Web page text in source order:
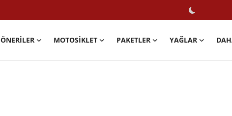
ÖNERILER MOTOSIKLET PAKETLER YAĞLAR